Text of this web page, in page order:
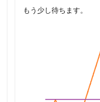
もう少し待ちます。